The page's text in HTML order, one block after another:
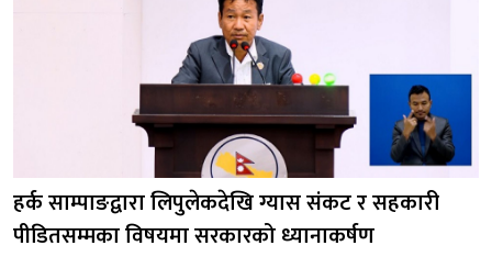
हर्क साम्पाङद्वारा लिपुलेकदेखि ग्यास संकट र सहकारी
पीडितसम्मका विषयमा सरकारको ध्यानाकर्षण